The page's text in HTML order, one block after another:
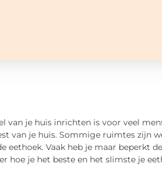
van je huis inrichten is voor veel
van je huis. Sommige ruimtes zijn
eethoek. Vaak heb je maar beperkt
hoe je het beste en het slimste je